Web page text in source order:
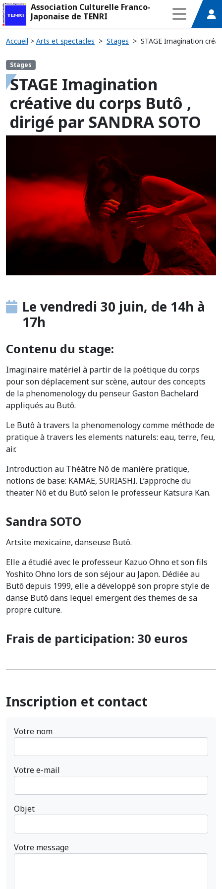
Association Culturelle Franco-
Japonaise de TENRI
Accueil > Arts et spectacles > Stages > STAGE Imagination
Stages
STAGE Imagination
créative du corps Butô ,
dirigé par SANDRA SOTO
Le vendredi 30 juin, de 14h à
17h
Contenu du stage:
Imaginaire matériel à partir de la poétique du corps
pour son déplacement sur scène, autour des concepts
de la phenomenology du penseur Gaston Bachelard
appliqués au Butô.
Le Butô à travers la phenomenology comme méthode de
pratique à travers les elements naturels: eau, terre, feu,
air.
Introduction au Théâtre Nô de manière pratique,
notions de base: KAMAE, SURIASHI. L’approche du
theater Nô et du Butô selon le professeur Katsura Kan.
Sandra SOTO
Artsite mexicaine, danseuse Butô.
Elle a étudié avec le professeur Kazuo Ohno et son fils
Yoshito Ohno lors de son séjour au Japon. Dédiée au
Butô depuis 1999, elle a développé son propre style de
danse Butô dans lequel emergent des themes de sa
propre culture.
Frais de participation: 30 euros
Inscription et contact
Votre nom
Votre e-mail
Objet
Votre message